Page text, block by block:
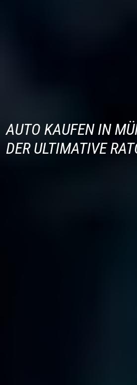
AUTO KAUFEN IN
DER ULTIMATIVE